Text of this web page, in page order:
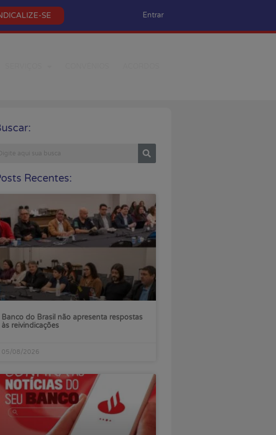
SE Entrar
Recentes:
Banco do Brasil não apresenta respostas
às reivindicações
05/08/2026